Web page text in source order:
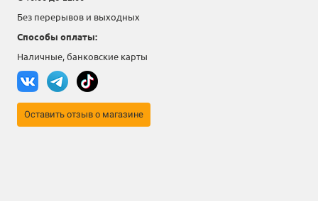
Без перерывов и выходных
Способы оплаты:
Наличные, банковские карты
Оставить отзыв о магазине